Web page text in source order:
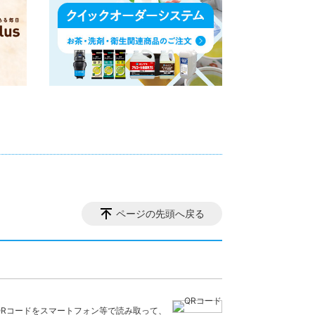
ページの先頭へ戻る
コードをスマートフォン等で読み取って、